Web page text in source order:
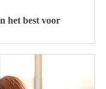
het best voor